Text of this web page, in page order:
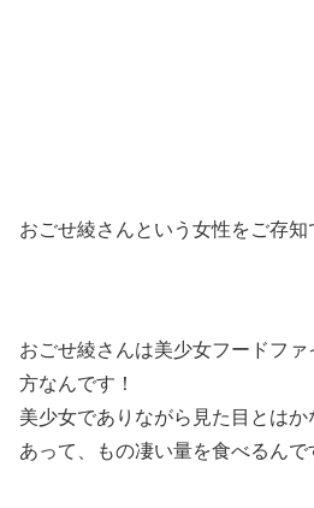
おごせ綾さんという女性をご存知
おごせ綾さんは美少女フードフ
方なんです！
美少女でありながら見た目とは
あって、もの凄い量を食べるんで